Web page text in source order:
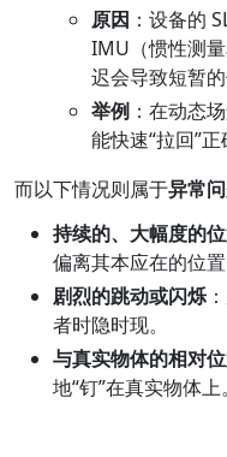
原因 ：设备的
IMU（惯性测
迟会导致短暂的
举例 ：在动态
能快速“拉回”
而以下情况则属于异常
持续的、大幅度的
偏离其本应在的位
剧烈的跳动或闪烁
者时隐时现。
与真实物体的相对
地“钉”在真实物体上。